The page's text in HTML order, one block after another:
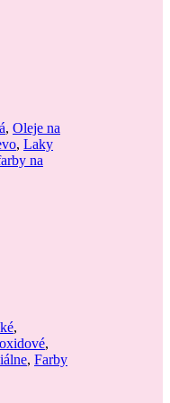
, Oleje na
, Laky
na
,
,
, Farby